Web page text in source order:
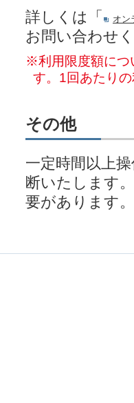
詳しくは「
オン
お問い合わせ
※利用限度額につ
す。1回あたり
その他
一定時間以上
断いたします
要があります。